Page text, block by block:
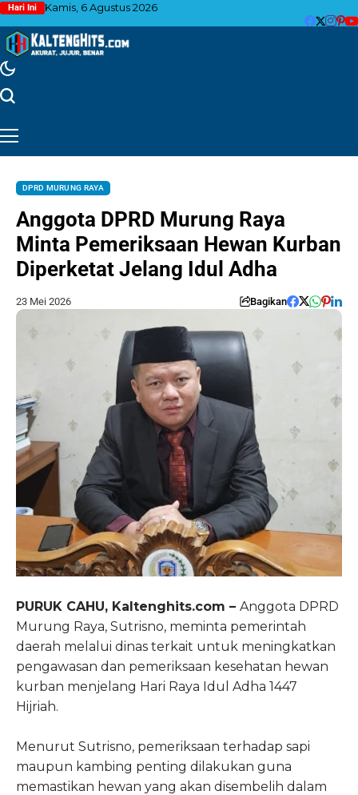
Hari Ini Kamis, 6 Agustus 2026
DPRD MURUNG RAYA
Anggota DPRD Murung Raya
Minta Pemeriksaan Hewan Kurban
Diperketat Jelang Idul Adha
23 Mei 2026 Bagikan
PURUK CAHU, Kaltenghits.com – Anggota DPRD
Murung Raya, Sutrisno, meminta pemerintah
daerah melalui dinas terkait untuk meningkatkan
pengawasan dan pemeriksaan kesehatan hewan
kurban menjelang Hari Raya Idul Adha 1447
Hijriah.
Menurut Sutrisno, pemeriksaan terhadap sapi
maupun kambing penting dilakukan guna
memastikan hewan yang akan disembelih dalam